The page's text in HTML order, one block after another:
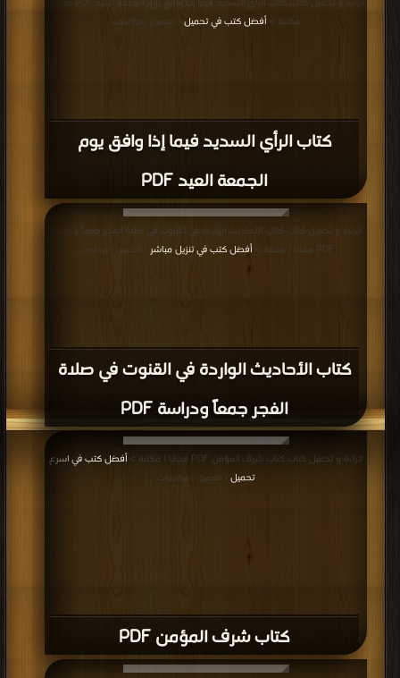
كتاب الرأي السديد فيما إذا وافق يوم
الجمعة العيد PDF
مكتبة >أفضل كتب في تحميل | التحميل : مرة/مرات
كتاب الأحاديث الواردة في القنوت في صلاة
الفجر جمعاً ودراسة PDF
قراءة و تحميل كتاب كتاب الأحاديث الواردة في القنوت في صلاة الفجر جمعاً ودراسة
PDF مجانا | مكتبة >
أفضل كتب في تنزيل مباشر | التحميل : مرة/مرات
كتاب شرف المؤمن PDF
قراءة و تحميل كتاب كتاب شرف المؤمن PDF مجانا | مكتبة >
أفضل كتب في اسرع
تحميل
| التحميل : مرة/مرات